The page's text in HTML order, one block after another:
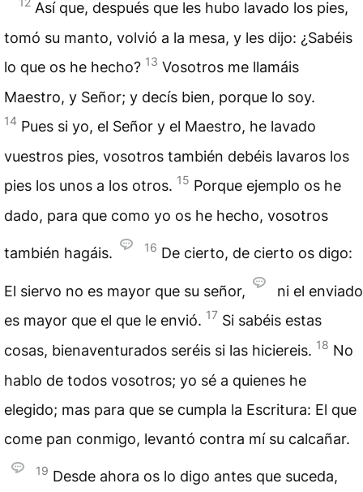
Así que, después que les hubo lavado los pies,
tomó su manto, volvió a la mesa, y les dijo: ¿Sabéis
lo que os he hecho? 13 Vosotros me llamáis
Maestro, y Señor; y decís bien, porque lo soy.
14 Pues si yo, el Señor y el Maestro, he lavado
vuestros pies, vosotros también debéis lavaros los
pies los unos a los otros. 15 Porque ejemplo os he
dado, para que como yo os he hecho, vosotros
también hagáis. 16 De cierto, de cierto os digo:
El siervo no es mayor que su señor,
ni el enviado
es mayor que el que le envió. 17 Si sabéis estas
cosas, bienaventurados seréis si las hiciereis. 18 No
hablo de todos vosotros; yo sé a quienes he
elegido; mas para que se cumpla la Escritura: El que
come pan conmigo, levantó contra mí su calcañar.
19 Desde ahora os lo digo antes que suceda,